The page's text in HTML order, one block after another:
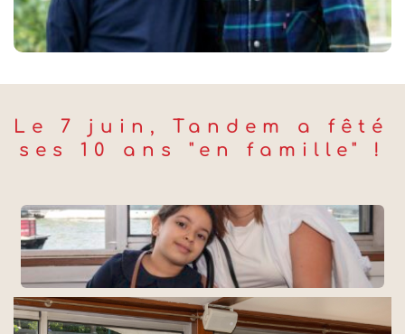
Le 7 juin, Tandem a fêté
ses 10 ans "en famille" !